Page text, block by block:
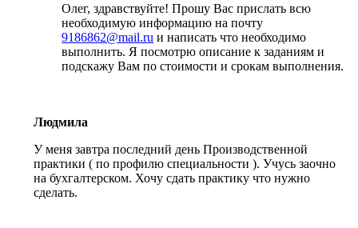
Олег, здравствуйте! Прошу Вас прислать всю
необходимую информацию на почту
9186862@mail.ru и написать что необходимо
выполнить. Я посмотрю описание к заданиям и
подскажу Вам по стоимости и срокам выполнения.
Людмила
У меня завтра последний день Производственной
практики ( по профилю специальности ). Учусь заочно
на бухгалтерском. Хочу сдать практику что нужно
сделать.